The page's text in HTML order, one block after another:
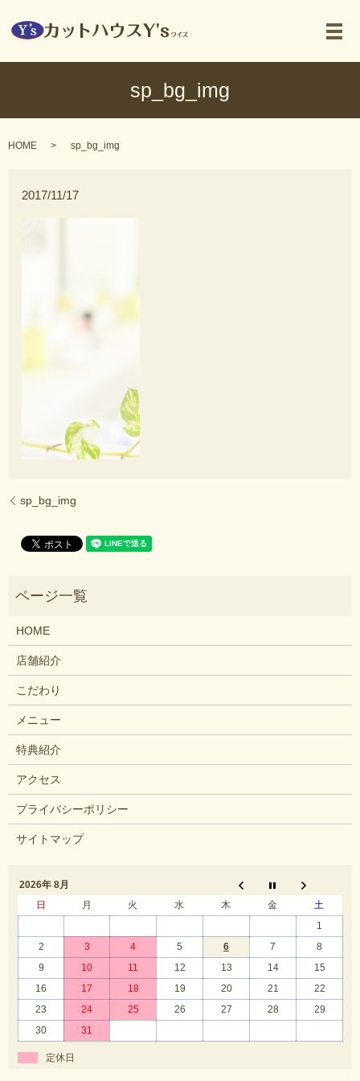
メ
sp_bg_img
HOME sp_bg_img
2017/11/17
sp_bg_img
HOME
店舗紹介
こだわり
メニュー
特典紹介
アクセス
プライバシーポリシー
サイトマップ
2026年 8月
日
月 火 水 木 金
土
1
2
3 4 5 6 7
8
9
10 11 12 13 14
15
16
17 18 19 20 21
22
23
24 25 26 27 28
29
30
31
定休日